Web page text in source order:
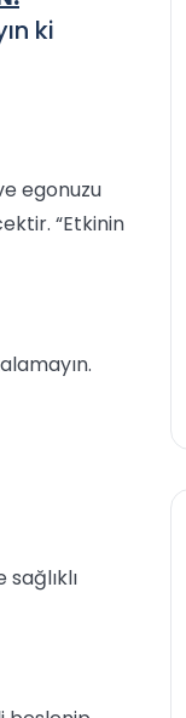
ki
egonuzu
“Etkinin